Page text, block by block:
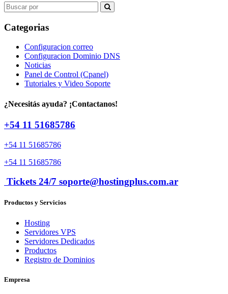
Search
for:
Categorias
Configuracion correo
Configuracion Dominio DNS
Noticias
Panel de Control (Cpanel)
Tutoriales y Video Soporte
¿Necesitás ayuda? ¡Contactanos!
+54 11 51685786
+54 11 51685786
+54 11 51685786
Tickets 24/7 soporte@hostingplus.com.ar
Productos y Servicios
Hosting
Servidores VPS
Servidores Dedicados
Productos
Registro de Dominios
Empresa